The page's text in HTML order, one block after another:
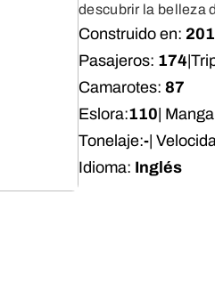
descubrir la belleza
Construido en:
Pasajeros: 174
Camarotes: 87
Eslora:110 |
Tonelaje:- |
Idioma: Inglés